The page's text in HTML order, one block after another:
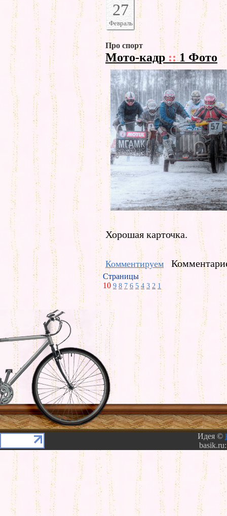
27
Февраль
Про спорт
Мото-кадр ::1 Фото
Хорошая карточка.
Комментируем
Страницы
10 9 8 7 6 5 4 3 2 1
Идея ©